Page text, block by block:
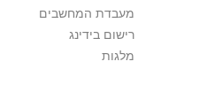
מעבדת המחשבים
רישום בידינג
מלגות